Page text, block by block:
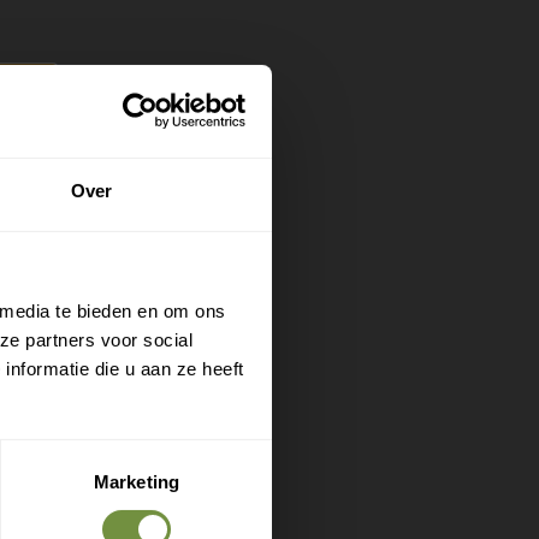
Over
te bieden en om ons
partners voor social
die u aan ze heeft
Marketing
ISO